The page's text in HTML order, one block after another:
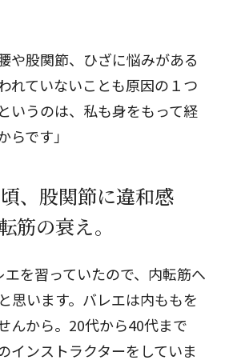
や股関節、ひざに悩みがある
れていないことも原因の１つ
いうのは、私も身をもって経
らです」
、股関節に違和感
筋の衰え。
エを習っていたので、内転筋へ
思います。バレエは内ももを
んから。20代から40代まで
インストラクターをしていま